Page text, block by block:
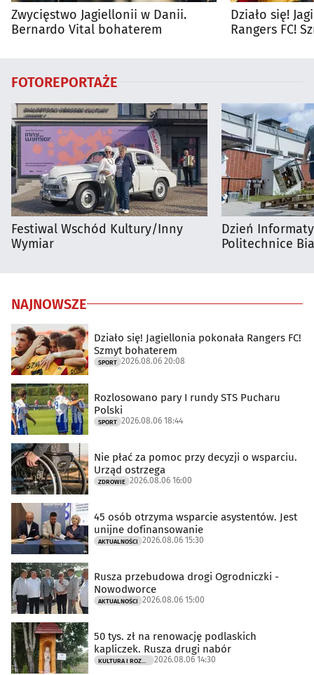
Zwycięstwo Jagiellonii w Danii.
Bernardo Vital bohaterem
Działo się!
Rangers FC!
FOTOREPORTAŻE
Festiwal Wschód Kultury/Inny
Wymiar
Dzień
Politechnice
NAJNOWSZE
Działo się! Jagiellonia pokonała Rangers FC!
Szmyt bohaterem
SPORT 2026.08.06 20:08
Rozlosowano pary I rundy STS Pucharu
Polski
SPORT 2026.08.06 18:44
Nie płać za pomoc przy decyzji o wsparciu.
Urząd ostrzega
ZDROWIE 2026.08.06 16:00
45 osób otrzyma wsparcie asystentów. Jest
unijne dofinansowanie
AKTUALNOŚCI 2026.08.06 15:30
Rusza przebudowa drogi Ogrodniczki -
Nowodworce
AKTUALNOŚCI 2026.08.06 15:00
50 tys. zł na renowację podlaskich
kapliczek. Rusza drugi nabór
KULTURA I ROZRYWKA 2026.08.06 14:30